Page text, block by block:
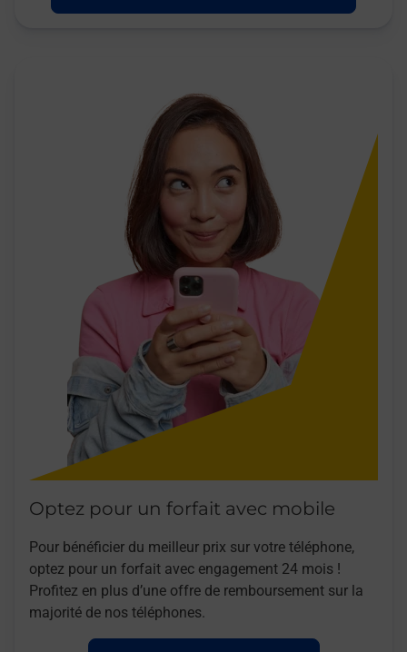
Optez pour un forfait avec mobile
Pour bénéficier du meilleur prix sur votre téléphone,
optez pour un forfait avec engagement 24 mois !
Profitez en plus d’une offre de remboursement sur la
majorité de nos téléphones.